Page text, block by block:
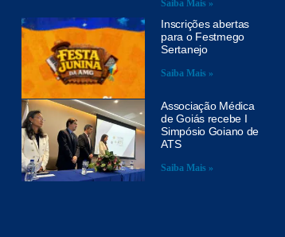
Saiba Mais »
Inscrições abertas
para o Festmego
Sertanejo
Saiba Mais »
Associação Médica
de Goiás recebe I
Simpósio Goiano de
ATS
Saiba Mais »